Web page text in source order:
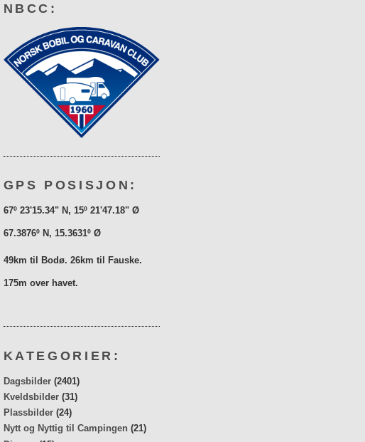
NBCC:
GPS POSISJON:
67º 23'15.34" N, 15º 21'47.18" Ø
67.3876º N, 15.3631º Ø
49km til Bodø. 26km til Fauske.
175m over havet.
KATEGORIER:
Dagsbilder (2401)
Kveldsbilder (31)
Plassbilder (24)
Nytt og Nyttig til Campingen (21)